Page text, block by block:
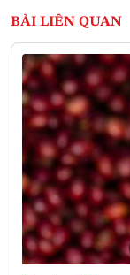
BÀI LIÊN QUAN